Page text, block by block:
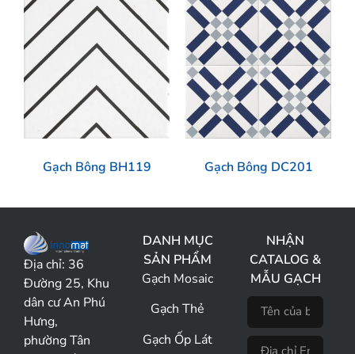
Gạch Bông BH119 Gạch Bông DC201
Địa chỉ: 36
Đường 25, Khu
dân cư An Phú
Hưng,
phường Tân
DANH MỤC
SẢN PHẨM
Gạch Mosaic
Gạch Thẻ
Gạch Ốp Lát
NHẬN
CATALOG &
MẪU GẠCH